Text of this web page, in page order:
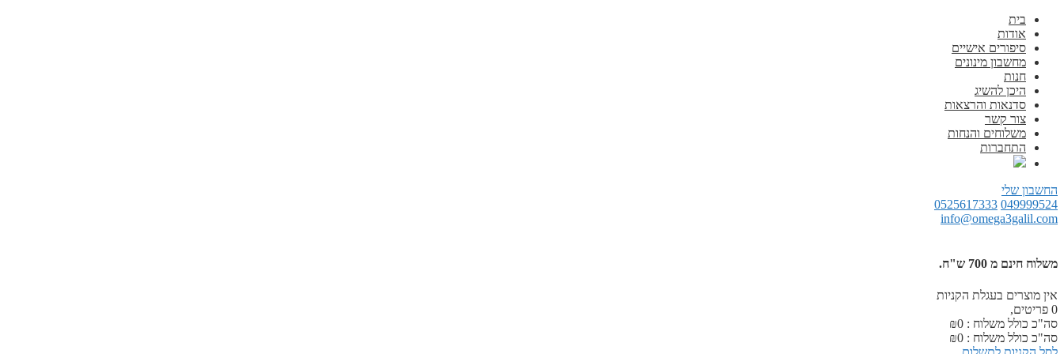
בית
אודות
סיפורים אישיים
מחשבון מינונים
חנות
היכן להשיג
סדנאות והרצאות
צור קשר
משלוחים והנחות
התחברות
החשבון שלי
049999524
0525617333
info@omega3galil.com
משלוח חינם מ 700 ש"ח.
אין מוצרים בעגלת הקניות
0 פריטים,
סה"כ כולל משלוח :
₪0
סה"כ כולל משלוח :
₪0